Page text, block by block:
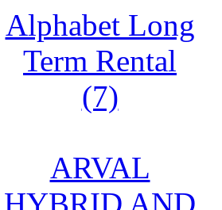
Alphabet Long
Term Rental
(7)
ARVAL